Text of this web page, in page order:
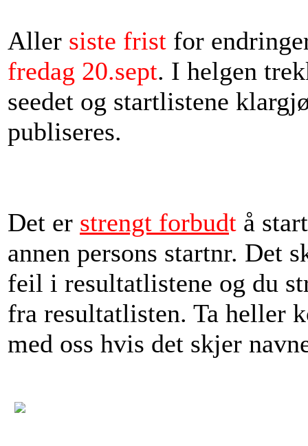
Aller siste frist for
fredag 20.sept. I helgen
seedet og startlistene
publiseres.
Det er strengt forbudt å
annen persons startnr. Det
feil i resultatlistene og du
fra resultatlisten. Ta heller
med oss hvis det skjer